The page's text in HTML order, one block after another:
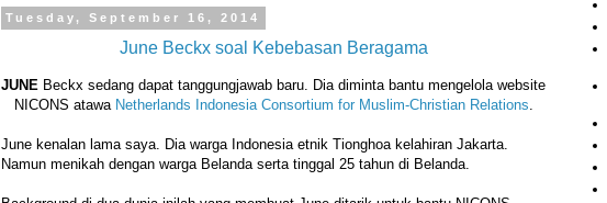
Tuesday, September 16, 2014
June Beckx soal Kebebasan Beragama
JUNE Beckx sedang dapat tanggungjawab baru. Dia diminta bantu mengelola website
NICONS atawa Netherlands Indonesia Consortium for Muslim-Christian Relations
June kenalan lama saya. Dia warga Indonesia etnik Tionghoa kelahiran Jakarta.
Namun menikah dengan warga Belanda serta tinggal 25 tahun di Belanda.